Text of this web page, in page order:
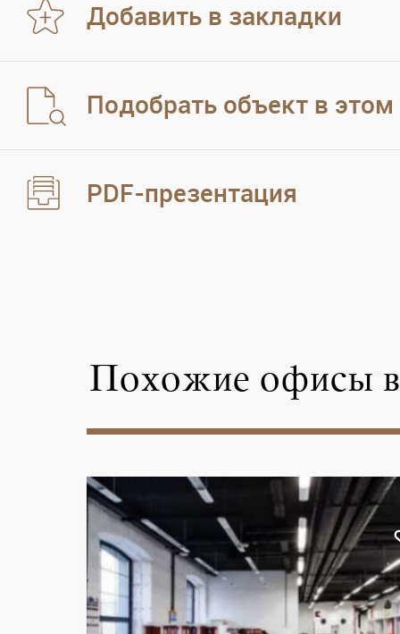
Добавить в закладки
Подобрать объект в этом
PDF-презентация
Похожие офисы